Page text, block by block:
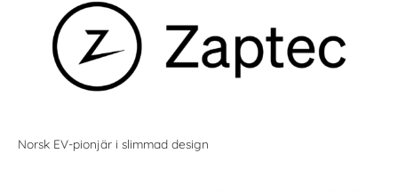
Norsk EV-pionjär i slimmad design